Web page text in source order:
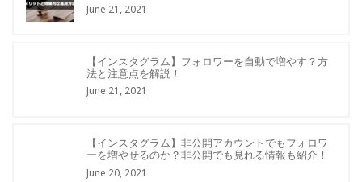
June 21, 2021
【インスタグラム】フォロワーを自動で増やす？方
法と注意点を解説！
June 21, 2021
【インスタグラム】非公開アカウントでもフォロワ
ーを増やせるのか？非公開でも見れる情報も紹介！
June 20, 2021